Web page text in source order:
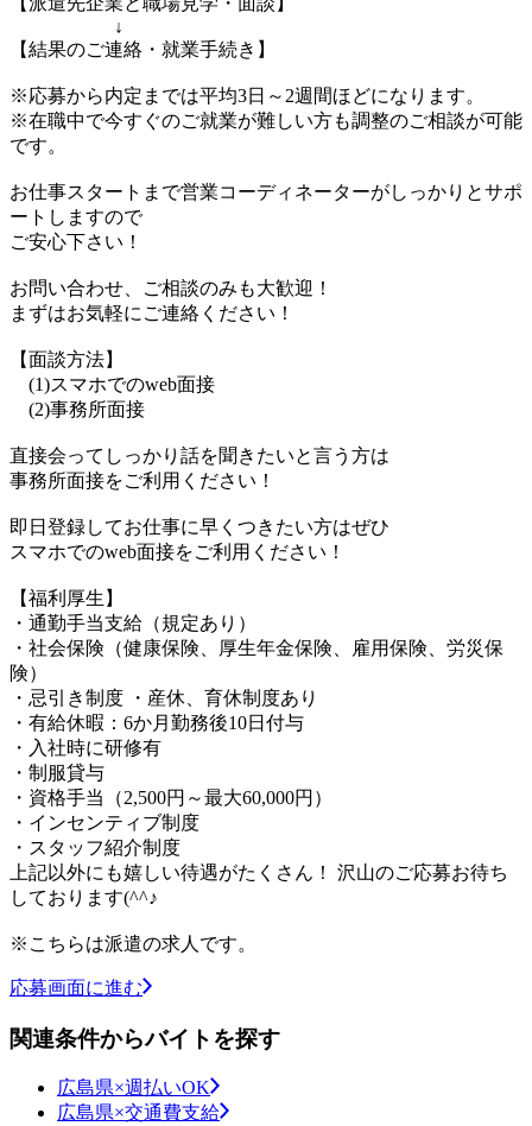
↓
【結果のご連絡・就業手続き】
※応募から内定までは平均3日～2週間ほどになります。
※在職中で今すぐのご就業が難しい方も調整のご相談が可能
です。
お仕事スタートまで営業コーディネーターがしっかりとサポ
ートしますので
ご安心下さい！
お問い合わせ、ご相談のみも大歓迎！
まずはお気軽にご連絡ください！
【面談方法】
(1)スマホでのweb面接
(2)事務所面接
直接会ってしっかり話を聞きたいと言う方は
事務所面接をご利用ください！
即日登録してお仕事に早くつきたい方はぜひ
スマホでのweb面接をご利用ください！
【福利厚生】
・通勤手当支給（規定あり）
・社会保険（健康保険、厚生年金保険、雇用保険、労災保
険）
・忌引き制度 ・産休、育休制度あり
・有給休暇：6か月勤務後10日付与
・入社時に研修有
・制服貸与
・資格手当（2,500円～最大60,000円）
・インセンティブ制度
・スタッフ紹介制度
上記以外にも嬉しい待遇がたくさん！ 沢山のご応募お待ち
しております(^^♪
※こちらは派遣の求人です。
応募画面に進む
関連条件からバイトを探す
広島県×週払いOK
広島県×交通費支給